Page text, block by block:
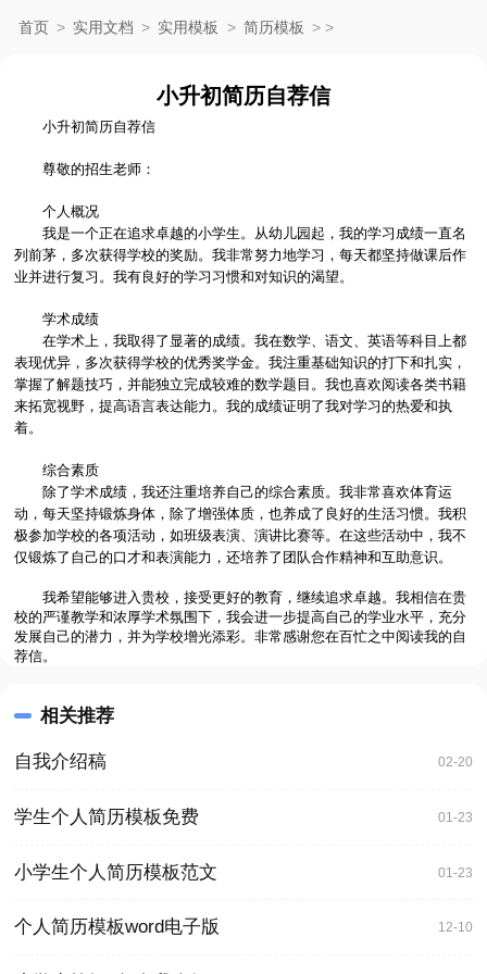
首页 > 实用文档 > 实用模板 > 简历模板 > >
小升初简历自荐信
小升初简历自荐信
尊敬的招生老师：
个人概况
我是一个正在追求卓越的小学生。从幼儿园起，我的学习成绩一直名
列前茅，多次获得学校的奖励。我非常努力地学习，每天都坚持做课后作
业并进行复习。我有良好的学习习惯和对知识的渴望。
学术成绩
在学术上，我取得了显著的成绩。我在数学、语文、英语等科目上都
表现优异，多次获得学校的优秀奖学金。我注重基础知识的打下和扎实，
掌握了解题技巧，并能独立完成较难的数学题目。我也喜欢阅读各类书籍
来拓宽视野，提高语言表达能力。我的成绩证明了我对学习的热爱和执
着。
综合素质
除了学术成绩，我还注重培养自己的综合素质。我非常喜欢体育运
动，每天坚持锻炼身体，除了增强体质，也养成了良好的生活习惯。我积
极参加学校的各项活动，如班级表演、演讲比赛等。在这些活动中，我不
仅锻炼了自己的口才和表演能力，还培养了团队合作精神和互助意识。
我希望能够进入贵校，接受更好的教育，继续追求卓越。我相信在贵
校的严谨教学和浓厚学术氛围下，我会进一步提高自己的学业水平，充分
发展自己的潜力，并为学校增光添彩。非常感谢您在百忙之中阅读我的自
荐信。
相关推荐
自我介绍稿 02-20
学生个人简历模板免费 01-23
小学生个人简历模板范文 01-23
个人简历模板word电子版 12-10